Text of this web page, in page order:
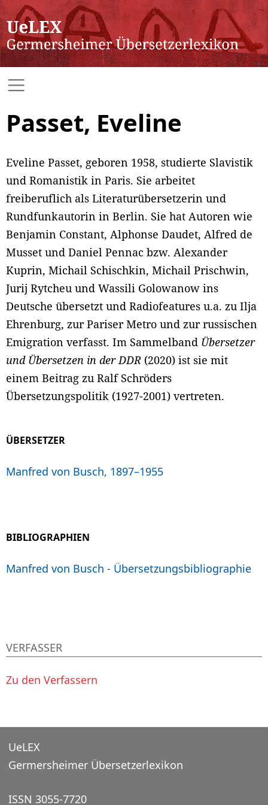
Passet, Eveline
Eveline Passet, geboren 1958, studierte Slavistik
und Romanistik in Paris. Sie arbeitet
freiberuflich als Literaturübersetzerin und
Rundfunkautorin in Berlin. Sie hat Autoren wie
Benjamin Constant, Alphonse Daudet, Alfred de
Musset und Daniel Pennac bzw. Alexander
Kuprin, Michail Schischkin, Michail Prischwin,
Jurij Rytcheu und Wassili Golowanow ins
Deutsche übersetzt und Radiofeatures u.a. zu Ilja
Ehrenburg, zur Pariser Metro und zur russischen
Emigration verfasst. Im Sammelband Übersetzer
und Übersetzen in der DDR (2020) ist sie mit
einem Beitrag zu Ralf Schröders
Übersetzungspolitik (1927-2001) vertreten.
ÜBERSETZER
Manfred von Busch, 1897–1955
BIBLIOGRAPHIEN
Manfred von Busch - Übersetzungsbibliographie
VERFASSER
Zu den Verfassern
UeLEX
Germersheimer Übersetzerlexikon
ISSN 3055-7720